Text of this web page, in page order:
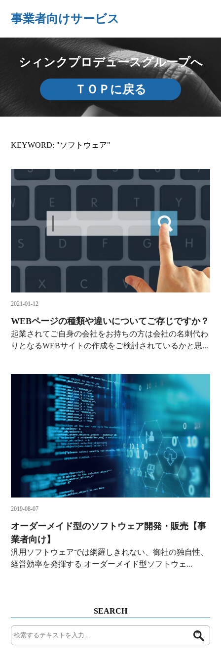
事業者向けサービス
シィンクプロデュースグループへ
ＴＯＰに戻る
KEYWORD: "ソフトウェア"
2021-01-12
WEBページの種類や違いについてご存じですか？
起業されてご自身の会社をお持ちの方は会社の名刺代わ
りとなるWEBサイトの作成をご検討されているかと思...
2019-08-07
オーダーメイド型のソフトウェア開発・販売【事
業者向け】
汎用ソフトウェアでは網羅しきれない、御社の独自性、
経営効率を発揮する オーダーメイド型ソフトウェ...
SEARCH